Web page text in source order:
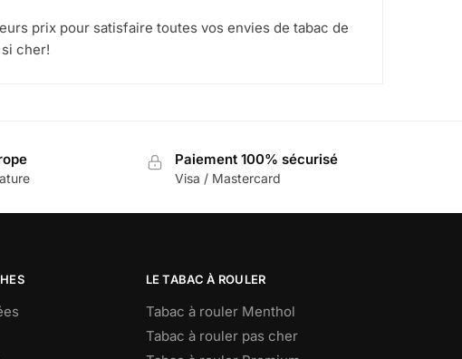
prix pour satisfaire toutes vos envies de tabac de
cher!
Paiement 100% sécurisé
Visa / Mastercard
LE TABAC À ROULER
Tabac à rouler Menthol
Tabac à rouler pas cher